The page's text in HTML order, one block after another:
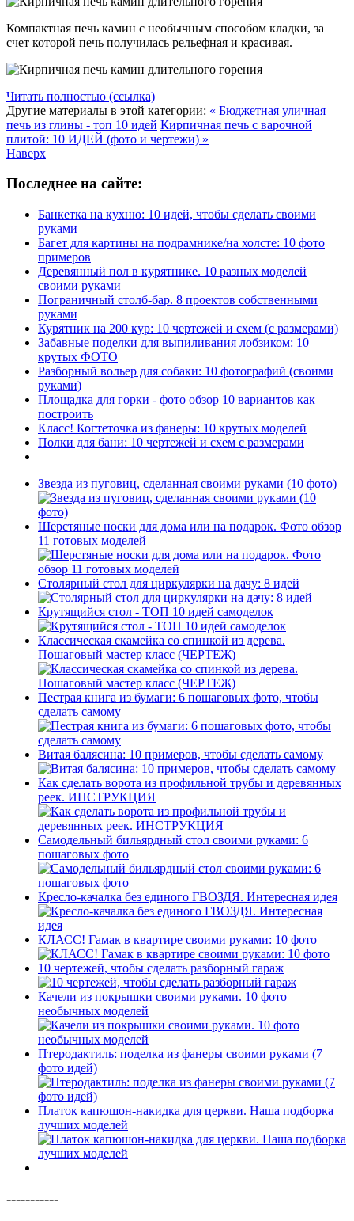
Компактная печь камин с необычным способом кладки, за
счет которой печь получилась рельефная и красивая.
Читать полностью (ссылка)
Другие материалы в этой категории: « Бюджетная уличная
печь из глины - топ 10 идей Кирпичная печь с варочной
плитой: 10 ИДЕЙ (фото и чертежи) »
Наверх
Последнее на сайте:
Банкетка на кухню: 10 идей, чтобы сделать своими
руками
Багет для картины на подрамнике/на холсте: 10 фото
примеров
Деревянный пол в курятнике. 10 разных моделей
своими руками
Пограничный столб-бар. 8 проектов собственными
руками
Курятник на 200 кур: 10 чертежей и схем (с размерами)
Забавные поделки для выпиливания лобзиком: 10
крутых ФОТО
Разборный вольер для собаки: 10 фотографий (своими
руками)
Площадка для горки - фото обзор 10 вариантов как
построить
Класс! Когтеточка из фанеры: 10 крутых моделей
Полки для бани: 10 чертежей и схем с размерами
Звезда из пуговиц, сделанная своими руками (10 фото)
Шерстяные носки для дома или на подарок. Фото обзор
11 готовых моделей
Столярный стол для циркулярки на дачу: 8 идей
Крутящийся стол - ТОП 10 идей самоделок
Классическая скамейка со спинкой из дерева.
Пошаговый мастер класс (ЧЕРТЕЖ)
Пестрая книга из бумаги: 6 пошаговых фото, чтобы
сделать самому
Витая балясина: 10 примеров, чтобы сделать самому
Как сделать ворота из профильной трубы и деревянных
реек. ИНСТРУКЦИЯ
Самодельный бильярдный стол своими руками: 6
пошаговых фото
Кресло-качалка без единого ГВОЗДЯ. Интересная идея
КЛАСС! Гамак в квартире своими руками: 10 фото
10 чертежей, чтобы сделать разборный гараж
Качели из покрышки своими руками. 10 фото
необычных моделей
Птеродактиль: поделка из фанеры своими руками (7
фото идей)
Платок капюшон-накидка для церкви. Наша подборка
лучших моделей
-----------